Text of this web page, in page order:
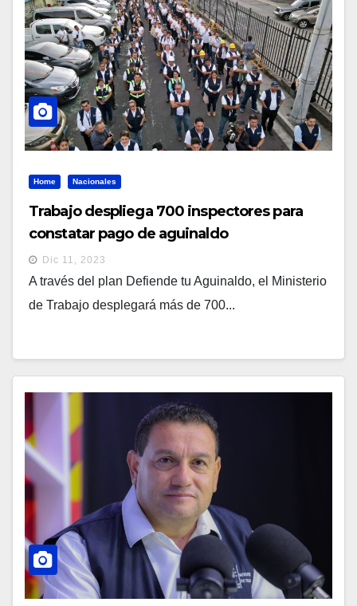
Home Nacionales
Trabajo despliega 700 inspectores para
constatar pago de aguinaldo
Dic 11, 2023
A través del plan Defiende tu Aguinaldo, el Ministerio
de Trabajo desplegará más de 700...